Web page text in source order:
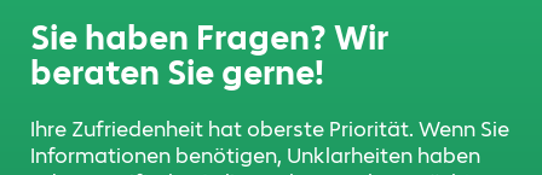
Sie haben Fragen? Wir
beraten Sie gerne!
Ihre Zufriedenheit hat oberste Priorität. Wenn Sie
Informationen benötigen, Unklarheiten haben